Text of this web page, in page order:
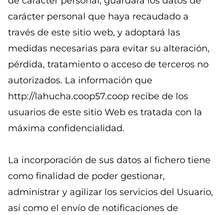
carácter personal que haya recaudado a
través de este sitio web, y adoptará las
medidas necesarias para evitar su alteración,
pérdida, tratamiento o acceso de terceros no
autorizados. La información que
http://lahucha.coop57.coop recibe de los
usuarios de este sitio Web es tratada con la
máxima confidencialidad.
La incorporación de sus datos al fichero tiene
como finalidad de poder gestionar,
administrar y agilizar los servicios del Usuario,
así como el envío de notificaciones de